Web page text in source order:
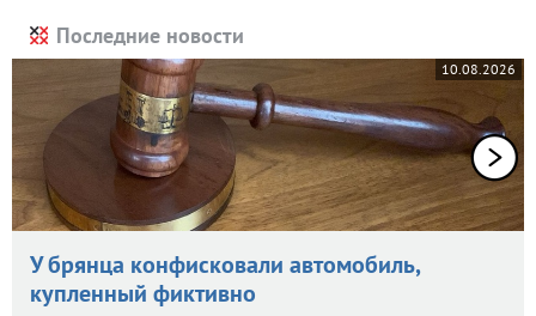
Последние новости
10.08.2026
У брянца конфисковали автомобиль,
купленный фиктивно